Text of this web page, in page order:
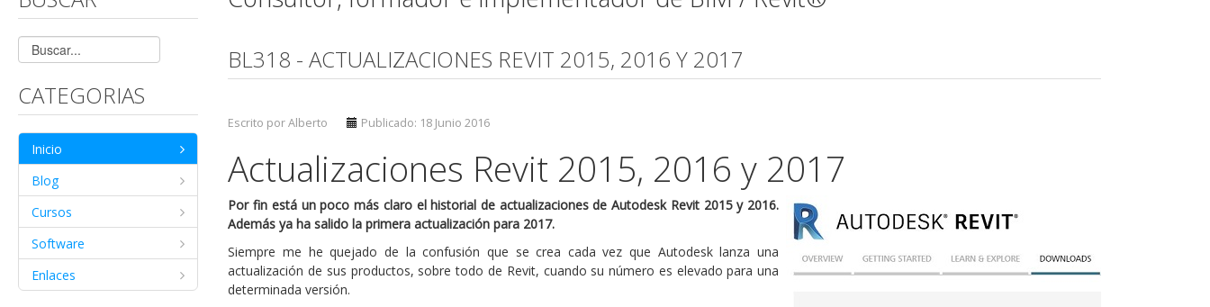
CATEGORIAS
Inicio
Blog
Cursos
Software
Enlaces
BL318 - ACTUALIZACIONES REVIT 2015, 2016 Y 2017
Escrito por Alberto Publicado: 18 Junio 2016
Actualizaciones Revit 2015, 2016 y 2017
Por fin está un poco más claro el historial de actualizaciones de Autodesk Revit 2015 y 2016.
Además ya ha salido la primera actualización para 2017.
Siempre me he quejado de la confusión que se crea cada vez que Autodesk lanza una
actualización de sus productos, sobre todo de Revit, cuando su número es elevado para una
determinada versión.